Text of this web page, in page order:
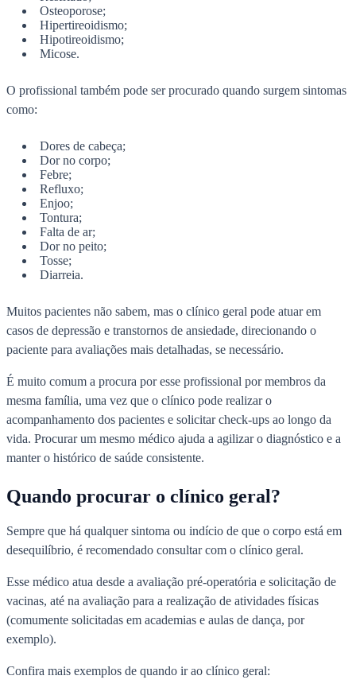
Osteoporose;
Hipertireoidismo;
Hipotireoidismo;
Micose.
O profissional também pode ser procurado quando surgem sintomas
como:
Dores de cabeça;
Dor no corpo;
Febre;
Refluxo;
Enjoo;
Tontura;
Falta de ar;
Dor no peito;
Tosse;
Diarreia.
Muitos pacientes não sabem, mas o clínico geral pode atuar em
casos de depressão e transtornos de ansiedade, direcionando o
paciente para avaliações mais detalhadas, se necessário.
É muito comum a procura por esse profissional por membros da
mesma família, uma vez que o clínico pode realizar o
acompanhamento dos pacientes e solicitar check-ups ao longo da
vida. Procurar um mesmo médico ajuda a agilizar o diagnóstico e a
manter o histórico de saúde consistente.
Quando procurar o clínico geral?
Sempre que há qualquer sintoma ou indício de que o corpo está em
desequilíbrio, é recomendado consultar com o clínico geral.
Esse médico atua desde a avaliação pré-operatória e solicitação de
vacinas, até na avaliação para a realização de atividades físicas
(comumente solicitadas em academias e aulas de dança, por
exemplo).
Confira mais exemplos de quando ir ao clínico geral: